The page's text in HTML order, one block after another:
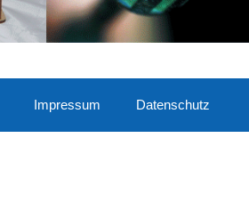
Impressum Datenschutz